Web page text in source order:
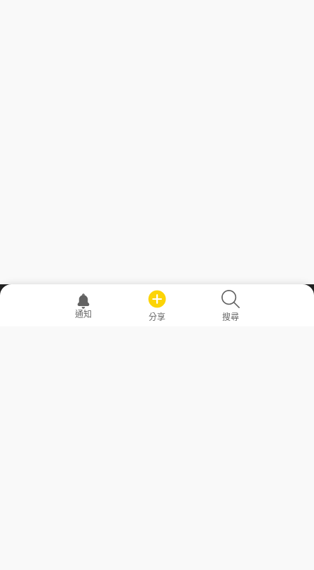
職場透明化運動
通知 分享 搜尋